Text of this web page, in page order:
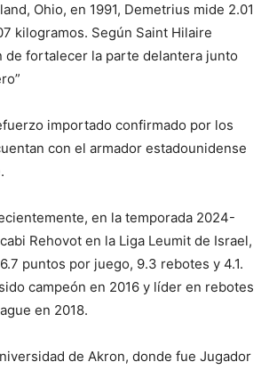
Ohio, en 1991, Demetrius mide 2.01
kilogramos. Según Saint Hilaire
de fortalecer la parte delantera junto
importado confirmado por los
con el armador estadounidense
en la temporada 2024-
Rehovot en la Liga Leumit de Israel,
puntos por juego, 9.3 rebotes y 4.1.
campeón en 2016 y líder en rebotes
en 2018.
de Akron, donde fue Jugador